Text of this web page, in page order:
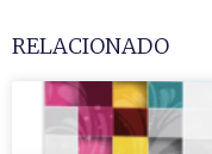
RELACIONADO